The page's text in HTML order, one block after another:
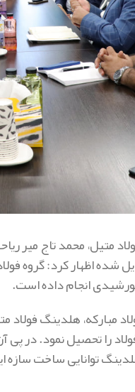
متیل، محمد تاج میر
شده اظهار کرد: گروه
انجام داده است.
مبارکه، هلدینگ فولاد
را تحصیل نمود. در
توانایی ساخت سازه